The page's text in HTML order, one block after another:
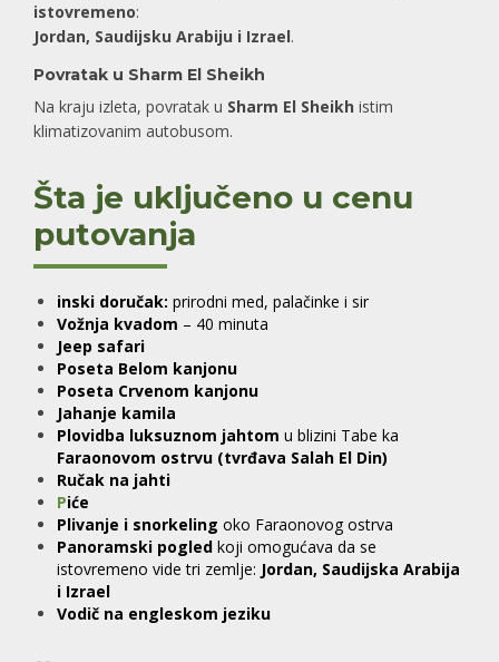
istovremeno:
Jordan, Saudijsku Arabiju i Izrael.
Povratak u Sharm El Sheikh
Na kraju izleta, povratak u Sharm El Sheikh istim
klimatizovanim autobusom.
Šta je uključeno u cenu
putovanja
inski doručak: prirodni med, palačinke i sir
Vožnja kvadom – 40 minuta
Jeep safari
Poseta Belom kanjonu
Poseta Crvenom kanjonu
Jahanje kamila
Plovidba luksuznom jahtom u blizini Tabe ka
Faraonovom ostrvu (tvrđava Salah El Din)
Ručak na jahti
Piće
Plivanje i snorkeling oko Faraonovog ostrva
Panoramski pogled koji omogućava da se
istovremeno vide tri zemlje: Jordan, Saudijska Arabija
i Izrael
Vodič na engleskom jeziku